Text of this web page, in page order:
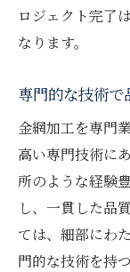
専門技
株式会社小
高い技
最新の
顧客ニ
コスト
充実し
金網加工を
ロジェクト完了
なります。
専門的な技術で
金網加工を専門
高い専門技術に
所のような経験
し、一貫した品
ては、細部にわ
門的な技術を持